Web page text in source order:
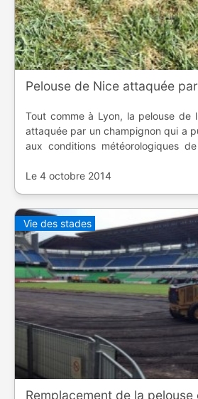
Pelouse de Nice attaquée
Tout comme à Lyon, la pelouse de
attaquée par un champignon qui a
aux conditions météorologiques
Le 4 octobre 2014
Vie des stades
Remplacement de la pelouse